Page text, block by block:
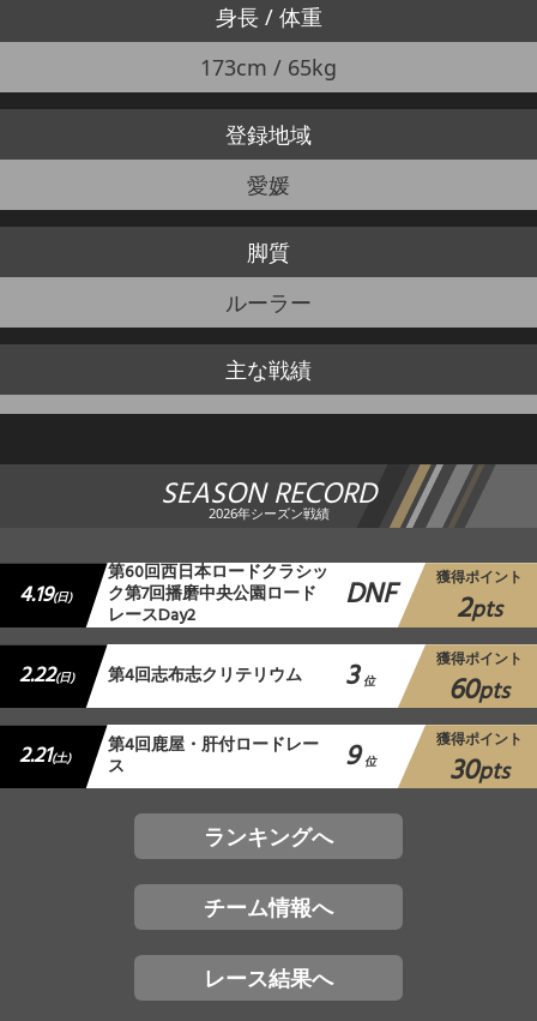
身長 / 体重
173cm / 65kg
登録地域
愛媛
脚質
ルーラー
主な戦績
SEASON RECORD
2026年シーズン戦績
4.19(日)
第60回西日本ロードクラシッ
ク第7回播磨中央公園ロード
レースDay2 DNF 獲得ポイント
2pts
2.22(日) 第4回志布志クリテリウム 3 位
獲得ポイント
60pts
2.21(土) 第4回鹿屋・肝付ロードレー
ス 9 位
獲得ポイント
30pts
ランキングへ
チーム情報へ
レース結果へ